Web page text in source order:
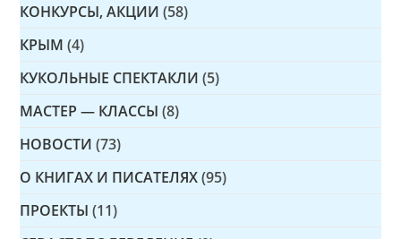
КОНКУРСЫ, АКЦИИ (58)
КРЫМ (4)
КУКОЛЬНЫЕ СПЕКТАКЛИ (5)
МАСТЕР — КЛАССЫ (8)
НОВОСТИ (73)
О КНИГАХ И ПИСАТЕЛЯХ (95)
ПРОЕКТЫ (11)